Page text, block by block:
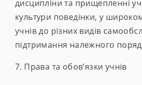
дисципліни та прищепленні
культури поведінки, у
учнів до різних видів
підтримання належного
7. Права та обов’язки учнів